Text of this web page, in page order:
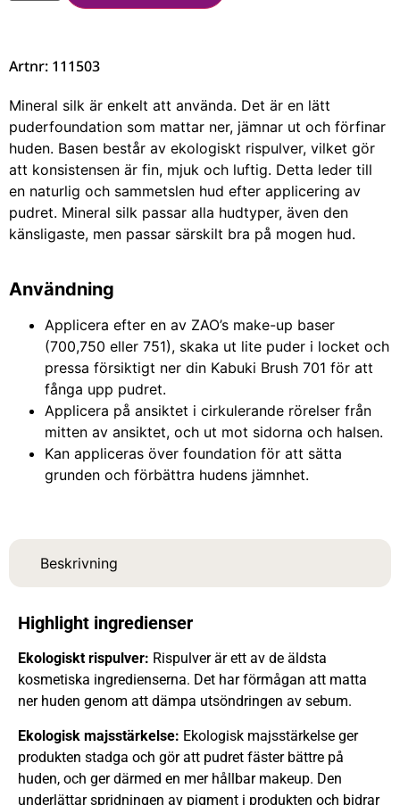
Artnr: 111503
Mineral silk är enkelt att använda. Det är en lätt
puderfoundation som mattar ner, jämnar ut och förfinar
huden. Basen består av ekologiskt rispulver, vilket gör
att konsistensen är fin, mjuk och luftig. Detta leder till
en naturlig och sammetslen hud efter applicering av
pudret. Mineral silk passar alla hudtyper, även den
känsligaste, men passar särskilt bra på mogen hud.
Användning
Applicera efter en av ZAO’s make-up baser
(700,750 eller 751), skaka ut lite puder i locket och
pressa försiktigt ner din Kabuki Brush 701 för att
fånga upp pudret.
Applicera på ansiktet i cirkulerande rörelser från
mitten av ansiktet, och ut mot sidorna och halsen.
Kan appliceras över foundation för att sätta
grunden och förbättra hudens jämnhet.
Beskrivning
Highlight ingredienser
Ekologiskt rispulver: Rispulver är ett av de äldsta
kosmetiska ingredienserna. Det har förmågan att matta
ner huden genom att dämpa utsöndringen av sebum.
Ekologisk majsstärkelse: Ekologisk majsstärkelse ger
produkten stadga och gör att pudret fäster bättre på
huden, och ger därmed en mer hållbar makeup. Den
underlättar spridningen av pigment i produkten och bidrar